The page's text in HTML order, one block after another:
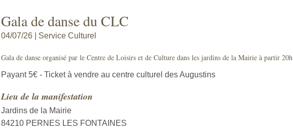
Gala de danse du CLC
04/07/26 | Service Culturel
Gala de danse organisé par le Centre de Loisirs et de Culture dans les jardins de la Mairie à partir 20h
Payant 5€ - Ticket à vendre au centre culturel des Augustins
Lieu de la manifestation
Jardins de la Mairie
84210 PERNES LES FONTAINES